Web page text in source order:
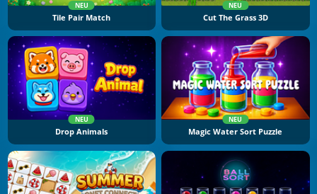
NEU
Tile Pair Match
NEU
Cut The Grass 3D
NEU
Drop Animals
NEU
Magic Water Sort Puzzle